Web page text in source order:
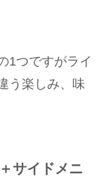
1つですがライ
う楽しみ、味
サイドメニ